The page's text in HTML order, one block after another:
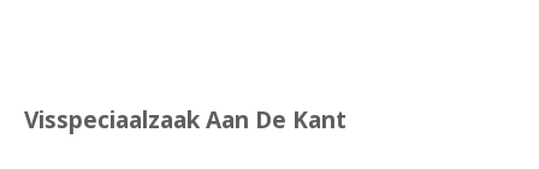
Visspeciaalzaak Aan De Kant